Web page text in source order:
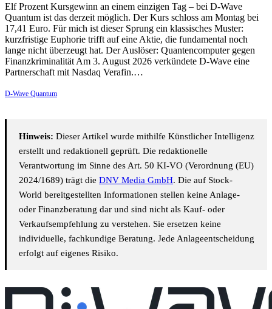
Elf Prozent Kursgewinn an einem einzigen Tag – bei D-Wave
Quantum ist das derzeit möglich. Der Kurs schloss am Montag bei
17,41 Euro. Für mich ist dieser Sprung ein klassisches Muster:
kurzfristige Euphorie trifft auf eine Aktie, die fundamental noch
lange nicht überzeugt hat. Der Auslöser: Quantencomputer gegen
Finanzkriminalität Am 3. August 2026 verkündete D-Wave eine
Partnerschaft mit Nasdaq Verafin.…
D-Wave Quantum
Hinweis: Dieser Artikel wurde mithilfe Künstlicher Intelligenz
erstellt und redaktionell geprüft. Die redaktionelle
Verantwortung im Sinne des Art. 50 KI-VO (Verordnung (EU)
2024/1689) trägt die DNV Media GmbH. Die auf Stock-
World bereitgestellten Informationen stellen keine Anlage-
oder Finanzberatung dar und sind nicht als Kauf- oder
Verkaufsempfehlung zu verstehen. Sie ersetzen keine
individuelle, fachkundige Beratung. Jede Anlageentscheidung
erfolgt auf eigenes Risiko.